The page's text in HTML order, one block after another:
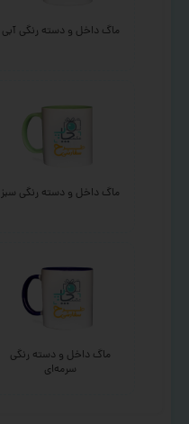
ماگ داخل و دسته رنگی آبی
ماگ داخل و دسته رنگی سبز
ماگ داخل و دسته رنگی
سرمه‌ای